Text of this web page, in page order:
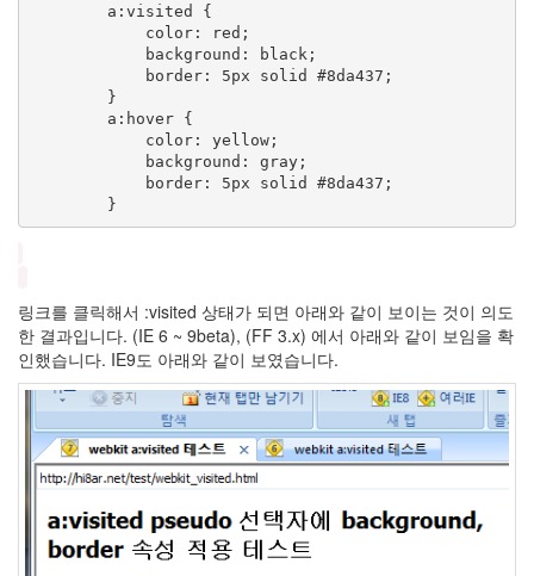
        a:visited {
            color: red;
            background: black;
            border: 5px solid #8da437;
        }
        a:hover {
            color: yellow;
            background: gray;
            border: 5px solid #8da437;
링크를 클릭해서 :visited 상태가 되면 아래와 같이 보이는 것이 의도
한 결과입니다. (IE 6 ~ 9beta), (FF 3.x) 에서 아래와 같이 보임을 확
인했습니다. IE9도 아래와 같이 보였습니다.
Antivir
프
리
inheritance